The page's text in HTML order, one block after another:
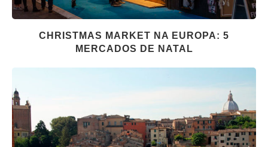
CHRISTMAS MARKET NA EUROPA: 5
MERCADOS DE NATAL